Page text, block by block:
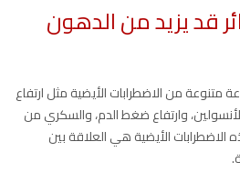
قد يزيد من الدهون
متنوعة من الاضطرابات الأيضية مثل ارتفاع
وارتفاع ضغط الدم، والسكري من
الاضطرابات الأيضية هي العلاقة بين